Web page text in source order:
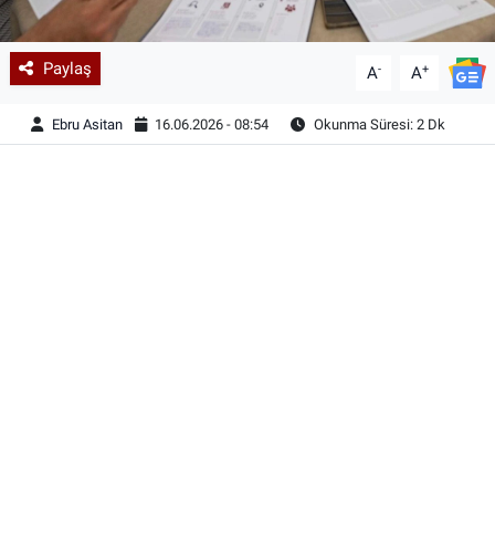
Paylaş A- A+
Ebru Asitan 16.06.2026 - 08:54 Okunma Süresi: 2 Dk